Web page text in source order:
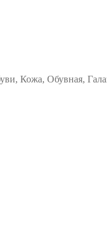
Кожа, Обувная,